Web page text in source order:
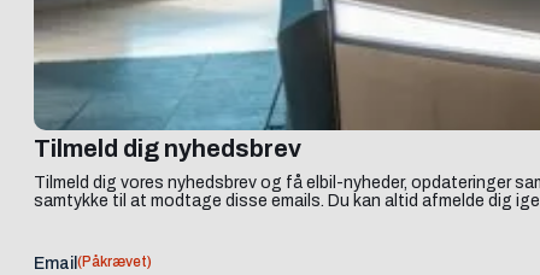
Tilmeld dig nyhedsbrev
Tilmeld dig vores nyhedsbrev og få elbil-nyheder, opdateringer
samtykke til at modtage disse emails. Du kan altid afmelde dig
Email (Påkrævet)